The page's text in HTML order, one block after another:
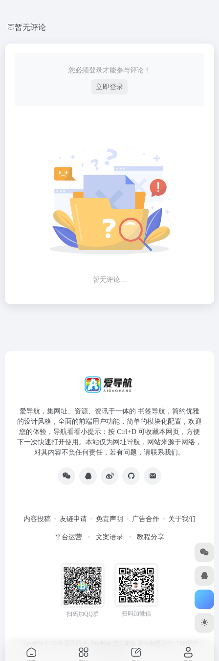
暂无评论
您必须登录才能参与评论！
立即登录
暂无评论...
爱导航，集网址、资源、资讯于一体的 书签导航，简约优雅
的设计风格，全面的前端用户功能，简单的模块化配置，欢迎
您的体验，导航看看小提示：按 Ctrl+D 可收藏本网页，方便
下一次快速打开使用。本站仅为网址导航，网站来源于网络，
对其内容不负任何责任，若有问题，请联系我们。
内容投稿 友链申请 免责声明 广告合作 关于我们
平台运营 文案语录 教程分享
扫码加QQ群 扫码加微信